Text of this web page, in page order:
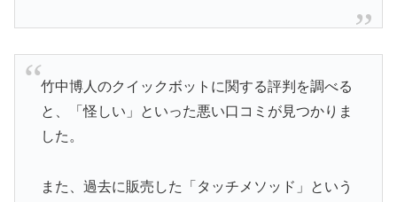
竹中博人のクイックボットに関する評判を調べる
と、「怪しい」といった悪い口コミが見つかりま
した。
また、過去に販売した「タッチメソッド」という